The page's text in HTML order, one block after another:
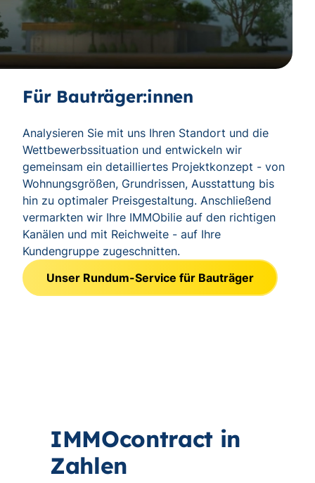
Für Bauträger:innen
Analysieren Sie mit uns Ihren Standort und die
Wettbewerbssituation und entwickeln wir
gemeinsam ein detailliertes Projektkonzept - von
Wohnungsgrößen, Grundrissen, Ausstattung bis
hin zu optimaler Preisgestaltung. Anschließend
vermarkten wir Ihre IMMObilie auf den richtigen
Kanälen und mit Reichweite - auf Ihre
Kundengruppe zugeschnitten.
Unser Rundum-Service für Bauträger
IMMOcontract in
Zahlen